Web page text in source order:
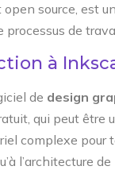
source, est
processus de
à
de design
qui peut être
complexe pour
l’architecture